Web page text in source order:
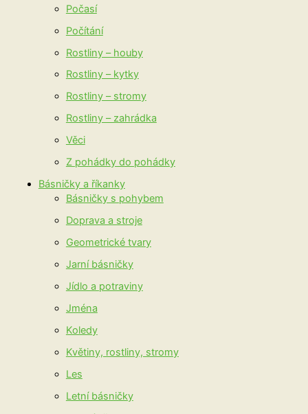
Počasí
Počítání
Rostliny – houby
Rostliny – kytky
Rostliny – stromy
Rostliny – zahrádka
Věci
Z pohádky do pohádky
Básničky a říkanky
Básničky s pohybem
Doprava a stroje
Geometrické tvary
Jarní básničky
Jídlo a potraviny
Jména
Koledy
Květiny, rostliny, stromy
Les
Letní básničky